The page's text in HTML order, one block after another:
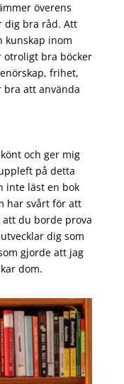
överens
dig bra råd. Att
kunskap inom
otroligt bra böcker
frihet,
bra att använda
och ger mig
på detta
inte läst en bok
har svårt för att
att du borde prova
dig som
gjorde att jag
dom.